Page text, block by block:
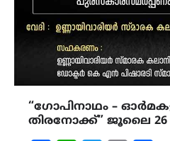
“ഗോപിനാഥം –
തിരനോക്ക്” ജൂലൈ 26